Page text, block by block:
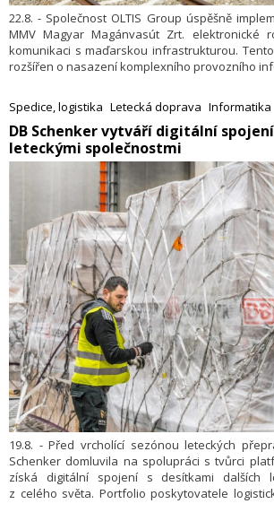
22.8. - Společnost OLTIS Group úspěšně
MMV Magyar Magánvasút Zrt. elektronické
komunikaci s maďarskou infrastrukturou.
rozšířen o nasazení komplexního provozního
Spedice, logistika Letecká doprava Informatika
DB Schenker vytváří digitální spojení
leteckými společnostmi
19.8. - Před vrcholící sezónou leteckých
Schenker domluvila na spolupráci s tvůrci
získá digitální spojení s desítkami dalších
z celého světa. Portfolio poskytovatele